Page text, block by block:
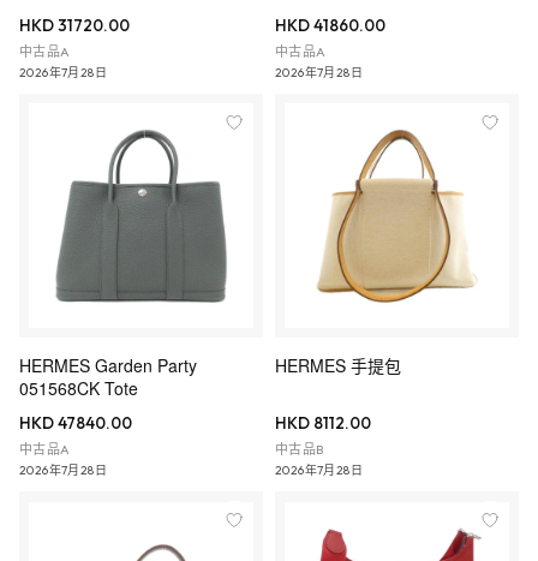
HKD 31720.00
中古品A
2026年7月28日
HKD 41860.00
中古品A
2026年7月28日
HERMES Garden Party
051568CK Tote
HKD 47840.00
中古品A
2026年7月28日
HERMES 手提包
HKD 8112.00
中古品B
2026年7月28日